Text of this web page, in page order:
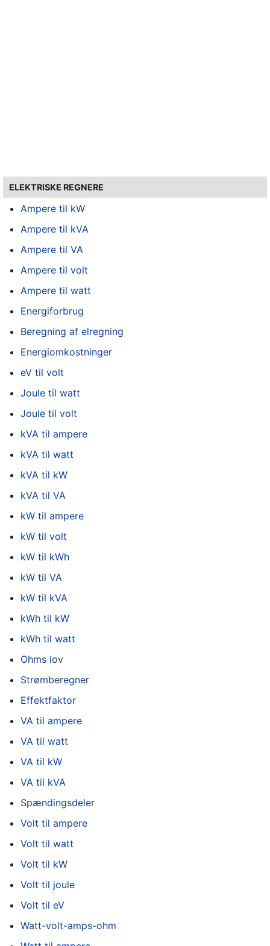
ELEKTRISKE REGNERE
Ampere til kW
Ampere til kVA
Ampere til VA
Ampere til volt
Ampere til watt
Energiforbrug
Beregning af elregning
Energiomkostninger
eV til volt
Joule til watt
Joule til volt
kVA til ampere
kVA til watt
kVA til kW
kVA til VA
kW til ampere
kW til volt
kW til kWh
kW til VA
kW til kVA
kWh til kW
kWh til watt
Ohms lov
Strømberegner
Effektfaktor
VA til ampere
VA til watt
VA til kW
VA til kVA
Spændingsdeler
Volt til ampere
Volt til watt
Volt til kW
Volt til joule
Volt til eV
Watt-volt-amps-ohm